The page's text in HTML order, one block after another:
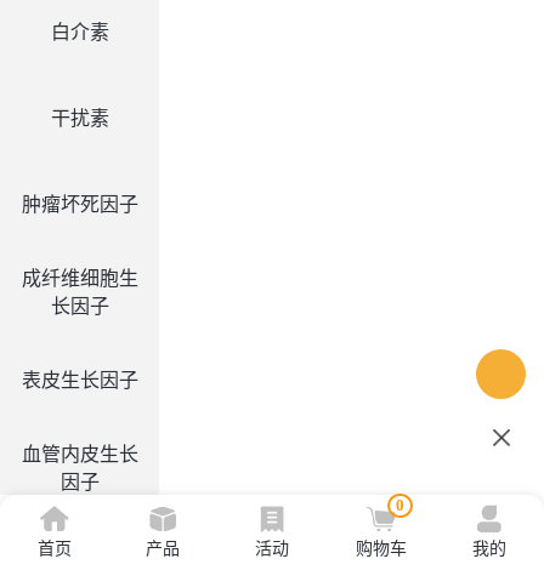
白介素
干扰素
肿瘤坏死因子
成纤维细胞生
长因子
表皮生长因子
血管内皮生长
因子
集落刺激因子
首页 产品 活动
0
购物车 我的